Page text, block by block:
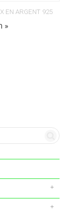
EN ARGENT 925
»